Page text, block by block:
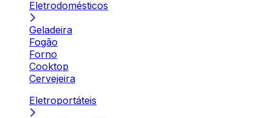
Eletrodomésticos
Geladeira
Fogão
Forno
Cooktop
Cervejeira
Eletroportáteis